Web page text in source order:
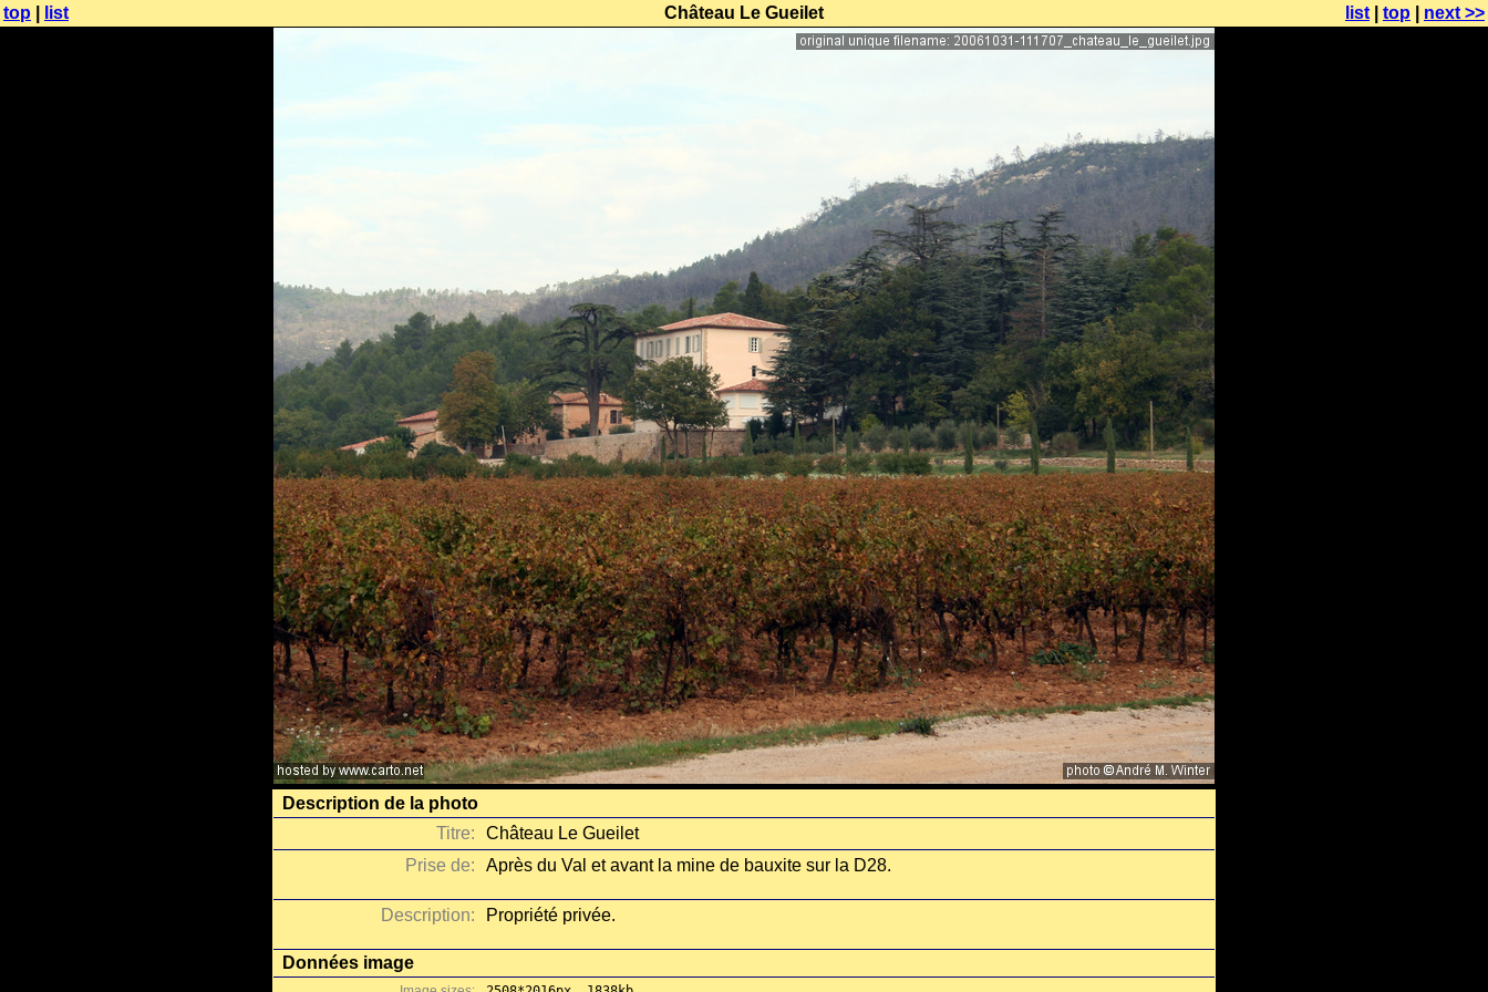
top list Château Le Gueilet list top next >>
Description de la photo
Titre:
Château Le Gueilet
Prise de:
Après du Val et avant la mine de bauxite sur la D28.
Description: Propriété privée.
Données image